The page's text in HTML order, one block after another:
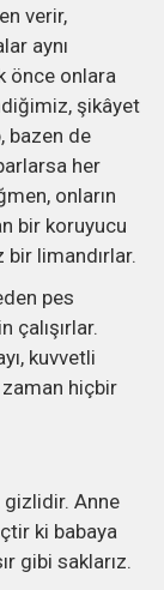
verir,
aynı
önce onlara
şikâyet
bazen de
her
onların
bir koruyucu
bir limandırlar.
pes
çalışırlar.
kuvvetli
zaman hiçbir
Anne
ki babaya
gibi saklarız.